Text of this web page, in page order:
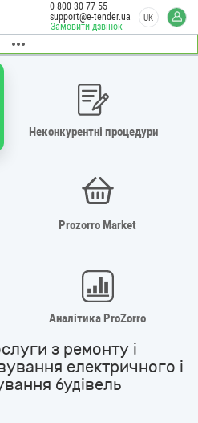
Замовити дзвінок
0 800 30 77 55
support@e-tender.ua
UK
Неконкурентні процедури
Prozorro Market
Аналітика ProZorro
з ремонту і
електричного і
будівель